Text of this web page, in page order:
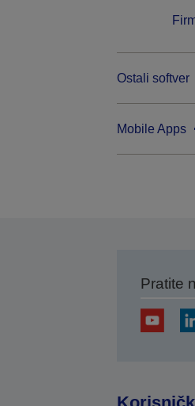
Ostali softver
Mobile Apps
Pratite